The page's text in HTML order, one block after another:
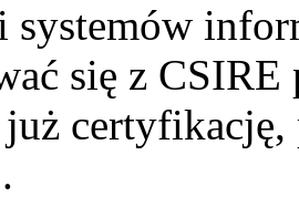
się z